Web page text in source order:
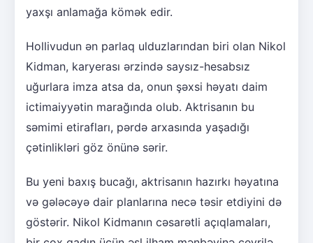
yaxşı anlamağa kömək edir.
Hollivudun ən parlaq ulduzlarından biri olan Nikol
Kidman, karyerası ərzində saysız-hesabsız
uğurlara imza atsa da, onun şəxsi həyatı daim
ictimaiyyətin marağında olub. Aktrisanın bu
səmimi etirafları, pərdə arxasında yaşadığı
çətinlikləri göz önünə sərir.
Bu yeni baxış bucağı, aktrisanın hazırkı həyatına
və gələcəyə dair planlarına necə təsir etdiyini də
göstərir. Nikol Kidmanın cəsarətli açıqlamaları,